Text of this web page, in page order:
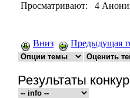
Просматривают: 4
Вниз Предыдущая
Результаты